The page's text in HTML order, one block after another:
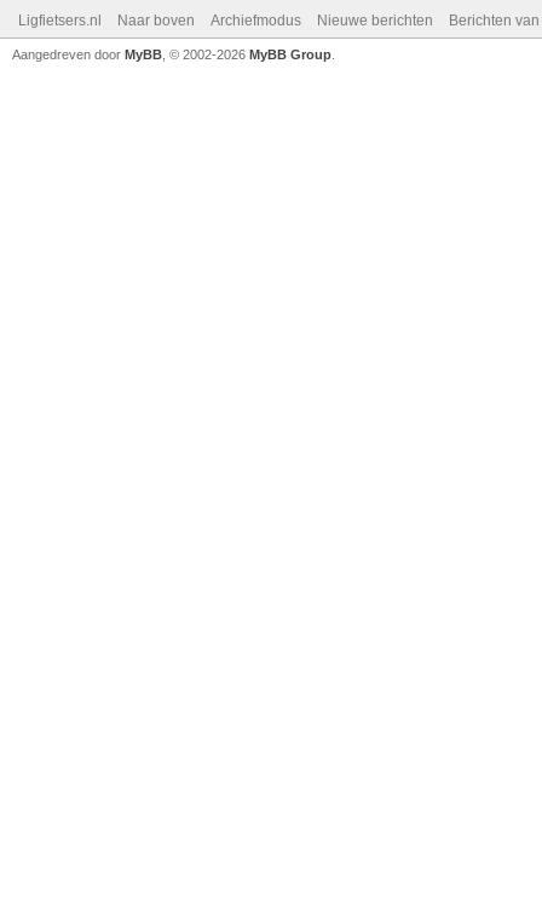
Ligfietsers.nl Naar boven Archiefmodus Nieuwe berichten Berichten
Aangedreven door MyBB , © 2002-2026 MyBB Group